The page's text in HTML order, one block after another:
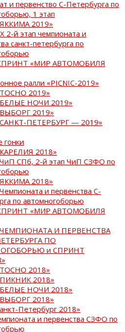
и первенство С-Петербурга по
1 этап
2019»
й этап чемпионата и
санкт-петербурга по
«МИР АВТОМОБИЛЯ
ралли «PICNIC-2019»
2019»
НОЧИ 2019»
2019»
ПЕТЕРБУРГ — 2019»
гонки
2018»
ЧиП СПб, 2-й этап ЧиП СЗФО по
2018»
и первенства С-
по автомногоборью
«МИР АВТОМОБИЛЯ
ЧЕМПИОНАТА И ПЕРВЕНСТВА
ПО
и СПРИНТ
2018»
2018»
НОЧИ 2018»
2018»
Петербург 2018»
и первенства СЗФО по